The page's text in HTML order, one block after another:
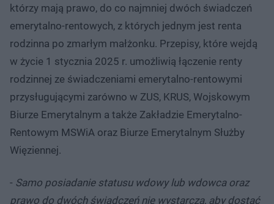
którzy mają prawo, do co najmniej dwóch świadczeń
emerytalno-rentowych, z których jednym jest renta
rodzinna po zmarłym małżonku. Przepisy, które wejdą
w życie 1 stycznia 2025 r. umożliwią łączenie renty
rodzinnej ze świadczeniami emerytalno-rentowymi
przysługującymi zarówno w ZUS, KRUS, Wojskowym
Biurze Emerytalnym a także Zakładzie Emerytalno-
Rentowym MSWiA oraz Biurze Emerytalnym Służby
Więziennej.
- Samo posiadanie statusu wdowy lub wdowca oraz
prawo do dwóch świadczeń nie wystarczą, aby dostać